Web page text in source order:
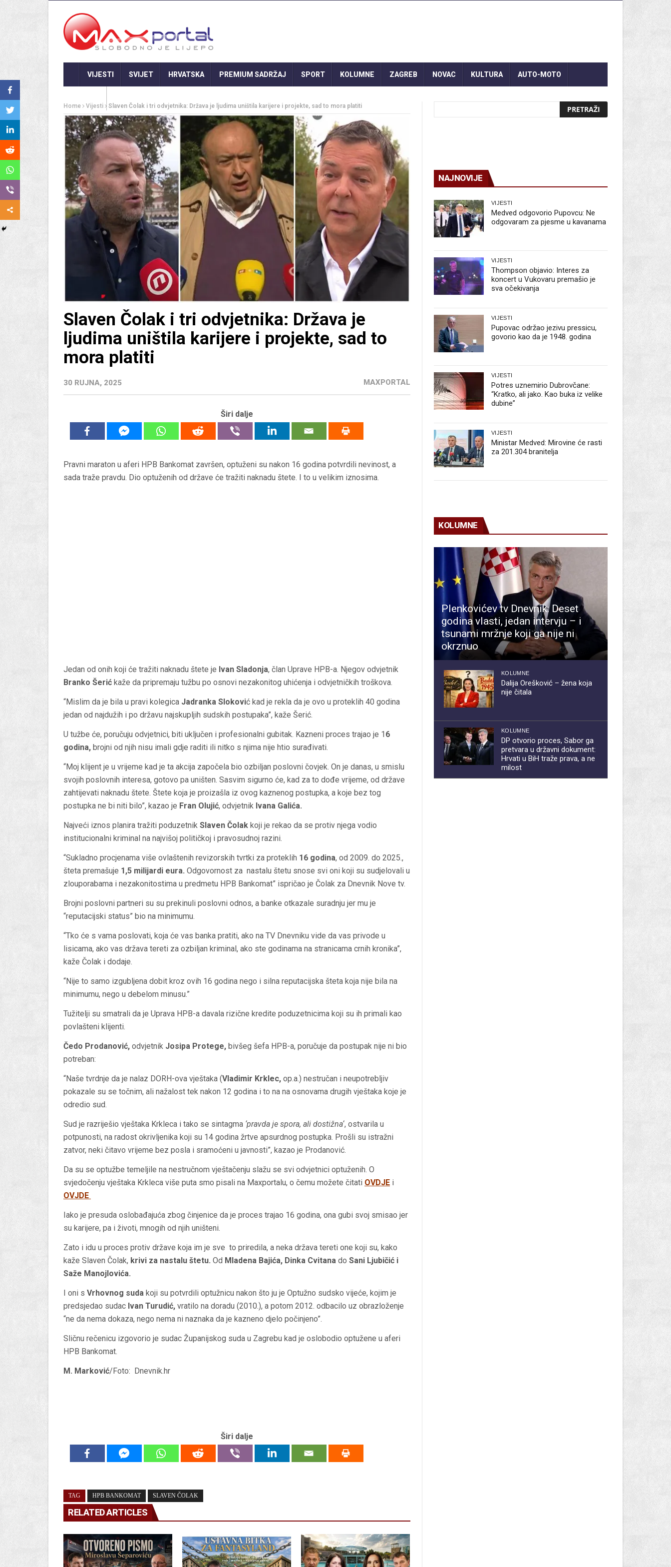
VIJESTI SVIJET HRVATSKA PREMIUM SADRŽAJ SPORT KOLUMNE ZAGREB NOVAC KULTURA AUTO-MOTO
Home Vijesti Slaven Čolak i tri odvjetnika: Država je ljudima uništila karijere i projekte, sad to mora platiti
Slaven Čolak i tri odvjetnika: Država je
ljudima uništila karijere i projekte, sad to
mora platiti
30 RUJNA, 2025 MAXPORTAL
Širi dalje
Pravni maraton u aferi HPB Bankomat završen, optuženi su nakon 16 godina potvrdili nevinost, a
sada traže pravdu. Dio optuženih od države će tražiti naknadu štete. I to u velikim iznosima.
Jedan od onih koji će tražiti naknadu štete je Ivan Sladonja, član Uprave HPB-a. Njegov odvjetnik
Branko Šerić kaže da pripremaju tužbu po osnovi nezakonitog uhićenja i odvjetničkih troškova.
“Mislim da je bila u pravi kolegica Jadranka Sloković kad je rekla da je ovo u proteklih 40 godina
jedan od najdužih i po državu najskupljih sudskih postupaka”, kaže Šerić.
U tužbe će, poručuju odvjetnici, biti uključen i profesionalni gubitak. Kazneni proces trajao je 1 6
godina, brojni od njih nisu imali gdje raditi ili nitko s njima nije htio surađivati.
“Moj klijent je u vrijeme kad je ta akcija započela bio ozbiljan poslovni čovjek. On je danas, u smislu
svojih poslovnih interesa, gotovo pa uništen. Sasvim sigurno će, kad za to dođe vrijeme, od države
zahtijevati naknadu štete. Štete koja je proizašla iz ovog kaznenog postupka, a koje bez tog
postupka ne bi niti bilo”, kazao je Fran Olujić, odvjetnik Ivana Galića.
Najveći iznos planira tražiti poduzetnik Slaven Čolak koji je rekao da se protiv njega vodio
institucionalni kriminal na najvišoj političkoj i pravosudnoj razini.
“Sukladno procjenama više ovlaštenih revizorskih tvrtki za proteklih 16 godina, od 2009. do 2025.,
šteta premašuje 1,5 milijardi eura. Odgovornost za nastalu štetu snose svi oni koji su sudjelovali u
zlouporabama i nezakonitostima u predmetu HPB Bankomat” ispričao je Čolak za Dnevnik Nove tv.
Brojni poslovni partneri su su prekinuli poslovni odnos, a banke otkazale suradnju jer mu je
“reputacijski status” bio na minimumu.
“Tko će s vama poslovati, koja će vas banka pratiti, ako na TV Dnevniku vide da vas privode u
lisicama, ako vas država tereti za ozbiljan kriminal, ako ste godinama na stranicama crnih kronika”,
kaže Čolak i dodaje.
“Nije to samo izgubljena dobit kroz ovih 16 godina nego i silna reputacijska šteta koja nije bila na
minimumu, nego u debelom minusu.”
Tužitelji su smatrali da je Uprava HPB-a davala rizične kredite poduzetnicima koji su ih primali kao
povlašteni klijenti.
Čedo Prodanović, odvjetnik Josipa Protege, bivšeg šefa HPB-a, poručuje da postupak nije ni bio
potreban:
“Naše tvrdnje da je nalaz DORH-ova vještaka (Vladimir Krklec, op.a.) nestručan i neupotrebljiv
pokazale su se točnim, ali nažalost tek nakon 12 godina i to na na osnovama drugih vještaka koje je
odredio sud.
Sud je razriješio vještaka Krkleca i tako se sintagma ‘pravda je spora, ali dostižna‘, ostvarila u
potpunosti, na radost okrivljenika koji su 14 godina žrtve apsurdnog postupka. Prošli su istražni
zatvor, neki čitavo vrijeme bez posla i sramoćeni u javnosti”, kazao je Prodanović.
Da su se optužbe temeljile na nestručnom vještačenju slažu se svi odvjetnici optuženih. O
svjedočenju vještaka Krkleca više puta smo pisali na Maxportalu, o čemu možete čitati OVDJE i
OVJDE
Iako je presuda oslobađajuća zbog činjenice da je proces trajao 16 godina, ona gubi svoj smisao jer
su karijere, pa i životi, mnogih od njih uništeni.
Zato i idu u proces protiv države koja im je sve to priredila, a neka država tereti one koji su, kako
kaže Slaven Čolak, krivi za nastalu štetu. Od Mladena Bajića, Dinka Cvitana do Sani Ljubičić i
Saže Manojlovića.
I oni s Vrhovnog suda koji su potvrdili optužnicu nakon što ju je Optužno sudsko vijeće, kojim je
predsjedao sudac Ivan Turudić, vratilo na doradu (2010.), a potom 2012. odbacilo uz obrazloženje
“ne da nema dokaza, nego nema ni naznaka da je kazneno djelo počinjeno”.
Sličnu rečenicu izgovorio je sudac Županijskog suda u Zagrebu kad je oslobodio optužene u aferi
HPB Bankomat.
M. Marković/Foto: Dnevnik.hr
Širi dalje
TAG HPB BANKOMAT SLAVEN ČOLAK
RELATED ARTICLES
NAJNOVIJE
VIJESTI
Medved odgovorio Pupovcu: Ne
odgovaram za pjesme u kavanama
VIJESTI
Thompson objavio: Interes za
koncert u Vukovaru premašio je
sva očekivanja
VIJESTI
Pupovac održao jezivu pressicu,
govorio kao da je 1948. godina
VIJESTI
Potres uznemirio Dubrovčane:
“Kratko, ali jako. Kao buka iz velike
dubine”
VIJESTI
Ministar Medved: Mirovine će rasti
za 201.304 branitelja
KOLUMNE
Plenkovićev tv Dnevnik: Deset
godina vlasti, jedan intervju – i
tsunami mržnje koji ga nije ni
okrznuo
KOLUMNE
Dalija Orešković – žena koja
nije čitala
KOLUMNE
DP otvorio proces, Sabor ga
pretvara u državni dokument:
Hrvati u BiH traže prava, a ne
milost